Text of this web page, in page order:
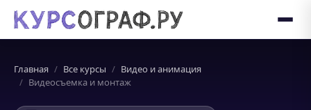
Главная Все курсы
Видео и анимация
Видеосъемка и монтаж